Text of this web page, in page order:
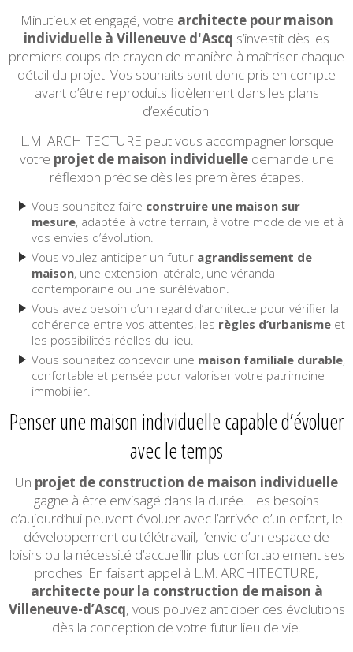
Minutieux et engagé, votre architecte pour maison
individuelle à Villeneuve d'Ascq s’investit dès les
premiers coups de crayon de manière à maîtriser chaque
détail du projet. Vos souhaits sont donc pris en compte
avant d’être reproduits fidèlement dans les plans
d’exécution.
L.M. ARCHITECTURE peut vous accompagner lorsque
votre projet de maison individuelledemande une
réflexion précise dès les premières étapes.
Vous souhaitez faire construire une maison sur
mesure, adaptée à votre terrain, à votre mode de vie et à
vos envies d’évolution.
Vous voulez anticiper un futur agrandissement de
maison, une extension latérale, une véranda
contemporaine ou une surélévation.
Vous avez besoin d’un regard d’architecte pour vérifier la
cohérence entre vos attentes, les règles d’urbanisme et
les possibilités réelles du lieu.
Vous souhaitez concevoir une maison familiale durable,
confortable et pensée pour valoriser votre patrimoine
immobilier.
Penser une maison individuelle capable d’évoluer
avec le temps
Un projet de construction de maison individuelle
gagne à être envisagé dans la durée. Les besoins
d’aujourd’hui peuvent évoluer avec l’arrivée d’un enfant, le
développement du télétravail, l’envie d’un espace de
loisirs ou la nécessité d’accueillir plus confortablement ses
proches. En faisant appel à L.M. ARCHITECTURE,
architecte pour la construction de maison à
Villeneuve-d’Ascq, vous pouvez anticiper ces évolutions
dès la conception de votre futur lieu de vie.